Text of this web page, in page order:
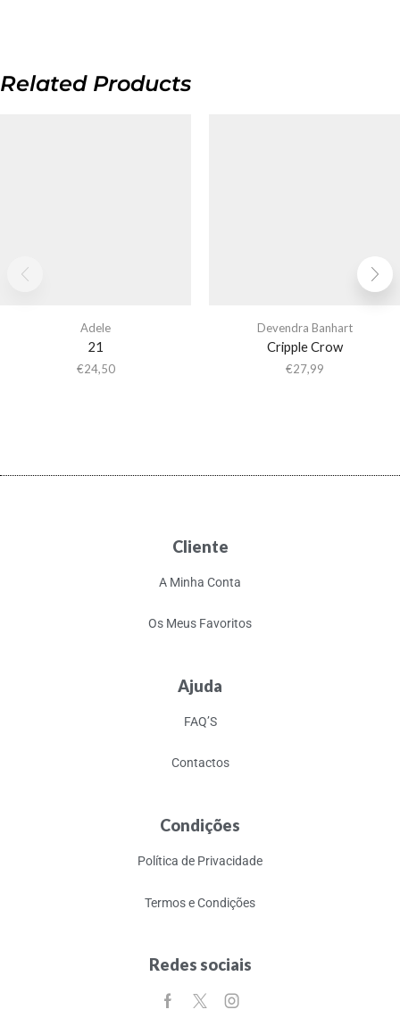
Related Products
Adele
21
€24,50
Devendra Banhart
Cripple Crow
€27,99
Cliente
A Minha Conta
Os Meus Favoritos
Ajuda
FAQ’S
Contactos
Condições
Política de Privacidade
Termos e Condições
Redes sociais